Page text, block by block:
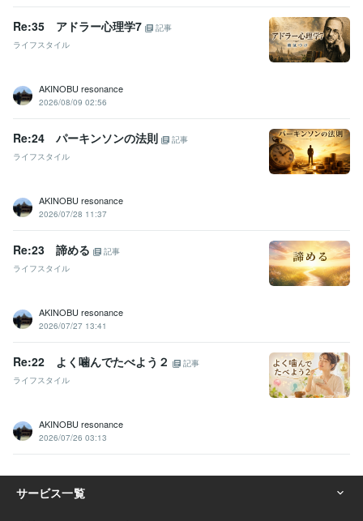
Re:35 アドラー心理学7
記事
ライフスタイル
AKINOBU resonance
2026/08/09 02:56
Re:24 パーキンソンの法則
記事
ライフスタイル
AKINOBU resonance
2026/07/28 11:37
Re:23 諦める
記事
ライフスタイル
AKINOBU resonance
2026/07/27 13:41
Re:22 よく噛んでたべよう２
記事
ライフスタイル
AKINOBU resonance
2026/07/26 03:13